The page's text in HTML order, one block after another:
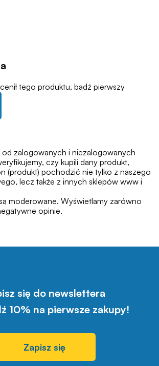
tego produktu, bądź pierwszy
zalogowanych i niezalogowanych
czy kupili dany produkt,
(produkt) pochodzić nie tylko z naszego
lecz także z innych sklepów www i
moderowane. Wyświetlamy zarówno
opinie.
się do newslettera
10% na pierwsze zakupy!
Zapisz się